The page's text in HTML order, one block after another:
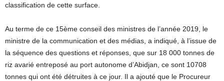
classification de cette surface.
Au terme de ce 15ème conseil des ministres de l’année 2019, le
ministre de la communication et des médias, a indiqué, à l’issue de
la séquence des questions et réponses, que sur 18 000 tonnes de
riz avarié entreposé au port autonome d’Abidjan, ce sont 10708
tonnes qui ont été détruites à ce jour. Il a ajouté que le Procureur